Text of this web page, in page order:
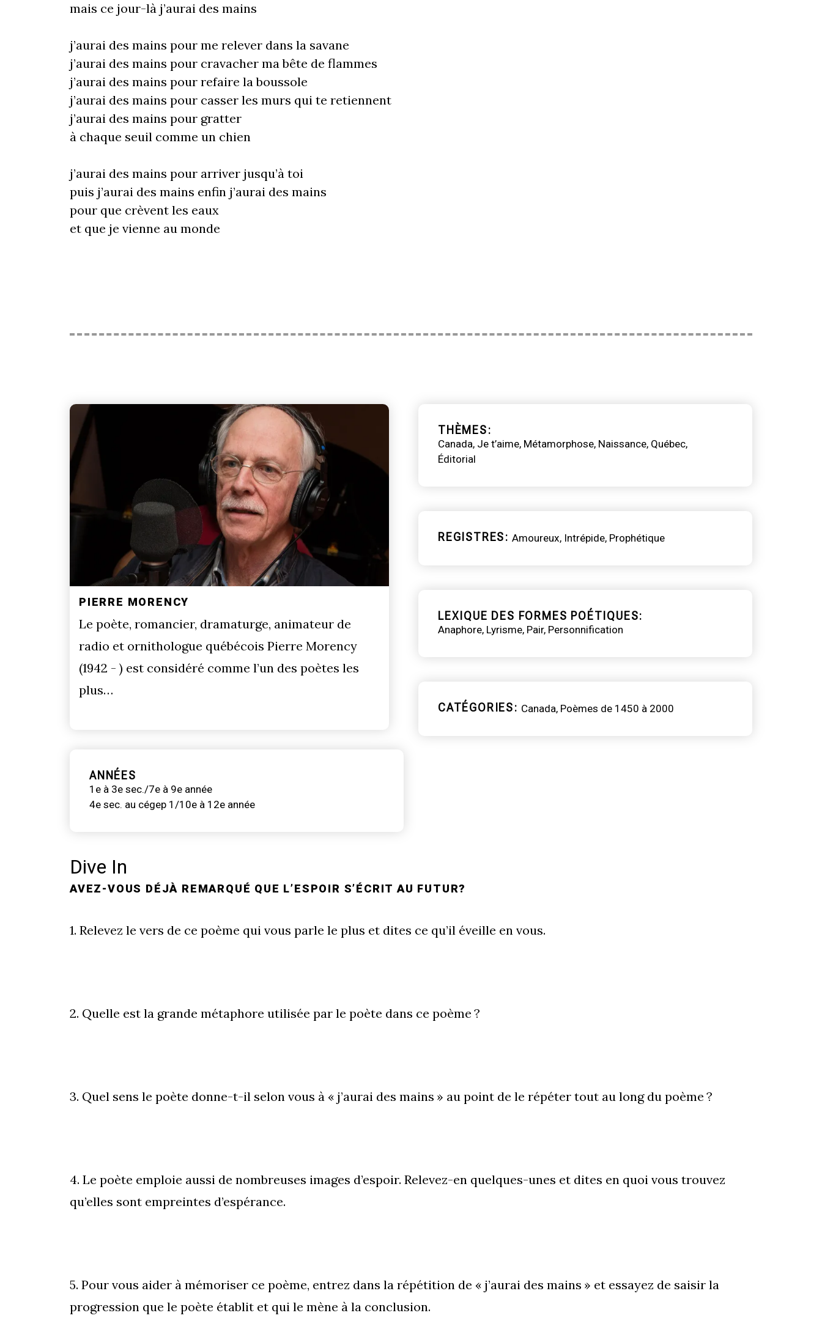
mais ce jour-là j’aurai des mains
j’aurai des mains pour me relever dans la savane
j’aurai des mains pour cravacher ma bête de flammes
j’aurai des mains pour refaire la boussole
j’aurai des mains pour casser les murs qui te retiennent
j’aurai des mains pour gratter
à chaque seuil comme un chien
j’aurai des mains pour arriver jusqu’à toi
puis j’aurai des mains enfin j’aurai des mains
pour que crèvent les eaux
et que je vienne au monde
PIERRE MORENCY
Le poète, romancier, dramaturge, animateur de
radio et ornithologue québécois Pierre Morency
(1942 - ) est considéré comme l’un des poètes les
plus…
ANNÉES
1e à 3e sec./7e à 9e année
4e sec. au cégep 1/10e à 12e année
THÈMES
Canada Je t’aime Métamorphose Naissance Québec
Éditorial
REGISTRES Amoureux Intrépide Prophétique
LEXIQUE DES FORMES POÉTIQUES
Anaphore Lyrisme Pair Personnification
CATÉGORIES Canada Poèmes de 1450 à 2000
Dive In
AVEZ-VOUS DÉJÀ REMARQUÉ QUE L’ESPOIR S’ÉCRIT AU FUTUR?
1. Relevez le vers de ce poème qui vous parle le plus et dites ce qu’il éveille en vous.
2. Quelle est la grande métaphore utilisée par le poète dans ce poème ?
3. Quel sens le poète donne-t-il selon vous à « j’aurai des mains » au point de le répéter tout au long du poème ?
4. Le poète emploie aussi de nombreuses images d’espoir. Relevez-en quelques-unes et dites en quoi vous trouvez
qu’elles sont empreintes d’espérance.
5. Pour vous aider à mémoriser ce poème, entrez dans la répétition de « j’aurai des mains » et essayez de saisir la
progression que le poète établit et qui le mène à la conclusion.